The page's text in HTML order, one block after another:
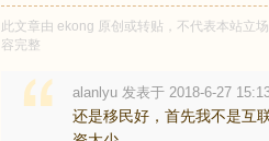
此文章由 ekong 原创或转贴，不代表本站立
容完整
alanlyu 发表于 2018-6-27
还是移民好，首先我不是互